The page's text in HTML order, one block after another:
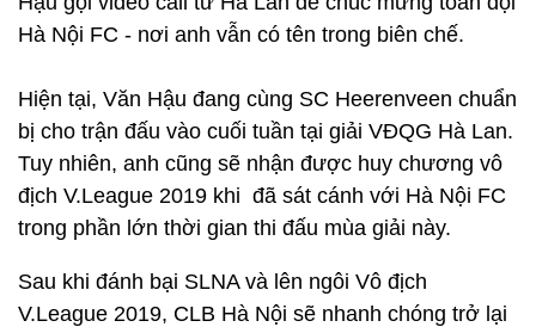
Hà Nội FC - nơi anh vẫn có tên trong biên chế.
Hiện tại, Văn Hậu đang cùng SC Heerenveen chuẩn
bị cho trận đấu vào cuối tuần tại giải VĐQG Hà Lan.
Tuy nhiên, anh cũng sẽ nhận được huy chương vô
địch V.League 2019 khi đã sát cánh với Hà Nội FC
trong phần lớn thời gian thi đấu mùa giải này.
Sau khi đánh bại SLNA và lên ngôi Vô địch
V.League 2019, CLB Hà Nội sẽ nhanh chóng trở lại